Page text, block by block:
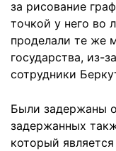
за рисование
точкой у него во
проделали те же
государства, из-
сотрудники
Были задержаны
задержанных
который